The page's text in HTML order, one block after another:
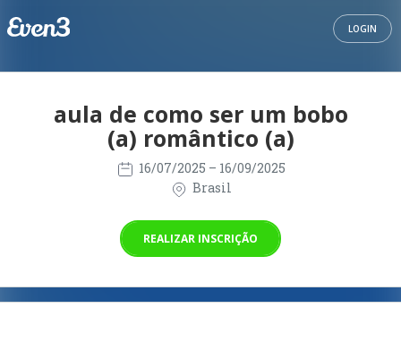
LOGIN
aula de como ser um bobo
(a) romântico (a)
16/07/2025 – 16/09/2025
Brasil
REALIZAR INSCRIÇÃO